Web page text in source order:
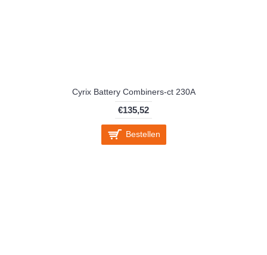
Cyrix Battery Combiners-ct 230A
€135,52
Bestellen